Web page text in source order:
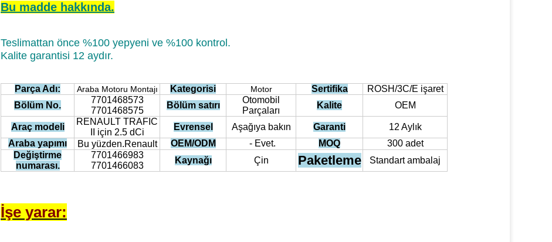
Bu madde hakkında.
Teslimattan önce %100 yepyeni ve %100 kontrol.
Kalite garantisi 12 aydır.
Parça Adı: Araba Motoru Montajı Kategorisi Motor Sertifika
ROSH/3C/E işaret
Bölüm No.
7701468573
7701468575
Bölüm satırı
Otomobil
Parçaları
Kalite OEM
Araç modeli
RENAULT TRAFIC
II için 2.5 dCi
Evrensel Aşağıya bakın Garanti
12 Aylık
Araba yapımı
Bu yüzden.Renault OEM/ODM - Evet. MOQ
300 adet
Değiştirme
numarası.
7701466983
7701466083
Kaynağı Çin Paketleme Standart ambalaj
İşe yarar: